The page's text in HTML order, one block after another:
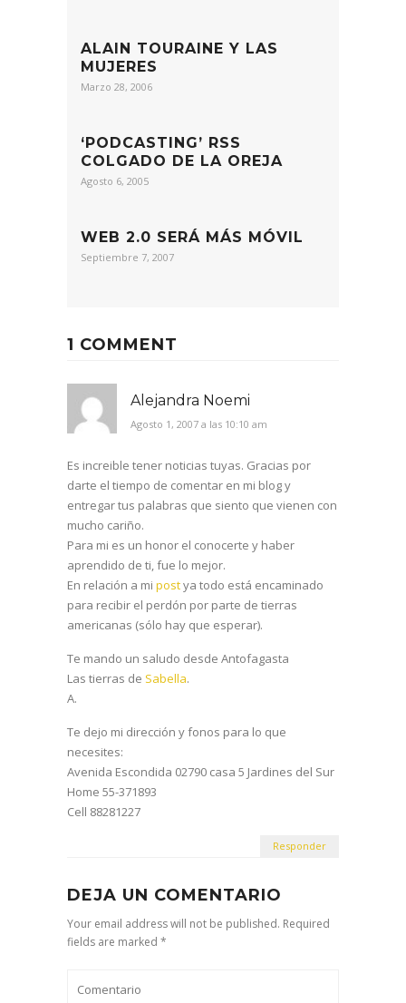
ALAIN TOURAINE Y LAS
MUJERES
Marzo 28, 2006
‘PODCASTING’ RSS
COLGADO DE LA OREJA
Agosto 6, 2005
WEB 2.0 SERÁ MÁS MÓVIL
Septiembre 7, 2007
1 COMMENT
Alejandra Noemi
Agosto 1, 2007 a las 10:10 am
Es increible tener noticias tuyas. Gracias por
darte el tiempo de comentar en mi blog y
entregar tus palabras que siento que vienen con
mucho cariño.
Para mi es un honor el conocerte y haber
aprendido de ti, fue lo mejor.
En relación a mi postya todo está encaminado
para recibir el perdón por parte de tierras
americanas (sólo hay que esperar).
Te mando un saludo desde Antofagasta
Las tierras de Sabella.
A.
Te dejo mi dirección y fonos para lo que
necesites:
Avenida Escondida 02790 casa 5 Jardines del Sur
Home 55-371893
Cell 88281227
Responder
DEJA UN COMENTARIO
Your email address will not be published. Required
fields are marked *